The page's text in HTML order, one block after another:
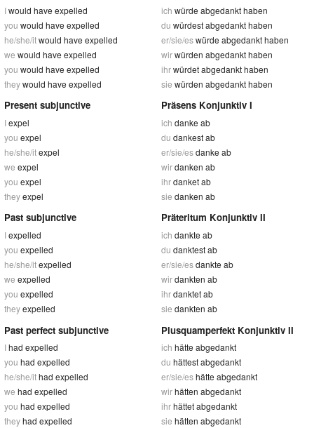
Iwould have expelled
you would have expelled
he/she/itwould have expelled
we would have expelled
you would have expelled
theywould have expelled
ich würde abgedankt haben
du würdest abgedankt haben
er/sie/eswürde abgedankt haben
wirwürden abgedankt haben
ihrwürdet abgedankt haben
sie würden abgedankt haben
Present subjunctive
Iexpel
you expel
he/she/itexpel
we expel
you expel
theyexpel
Präsens Konjunktiv I
ich danke ab
du dankest ab
er/sie/esdanke ab
wirdanken ab
ihrdanket ab
sie danken ab
Past subjunctive
Iexpelled
you expelled
he/she/itexpelled
we expelled
you expelled
theyexpelled
Präteritum Konjunktiv II
ich dankte ab
du danktest ab
er/sie/esdankte ab
wirdankten ab
ihrdanktet ab
sie dankten ab
Past perfect subjunctive
Ihad expelled
you had expelled
he/she/ithad expelled
we had expelled
you had expelled
theyhad expelled
Plusquamperfekt Konjunktiv II
ich hätte abgedankt
du hättest abgedankt
er/sie/eshätte abgedankt
wirhätten abgedankt
ihrhättet abgedankt
sie hätten abgedankt